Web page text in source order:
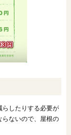
らしたりする必要が
らないので、屋根の